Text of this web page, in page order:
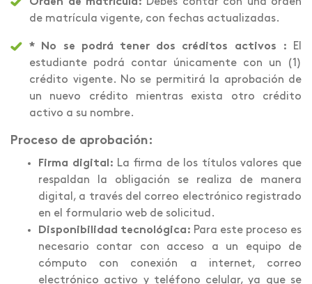
de matrícula vigente, con fechas actualizadas.
* No se podrá tener dos créditos activos : El
estudiante podrá contar únicamente con un (1)
crédito vigente. No se permitirá la aprobación de
un nuevo crédito mientras exista otro crédito
activo a su nombre.
Proceso de aprobación:
Firma digital: La firma de los títulos valores que
respaldan la obligación se realiza de manera
digital, a través del correo electrónico registrado
en el formulario web de solicitud.
Disponibilidad tecnológica: Para este proceso es
necesario contar con acceso a un equipo de
cómputo con conexión a internet, correo
electrónico activo y teléfono celular, ya que se